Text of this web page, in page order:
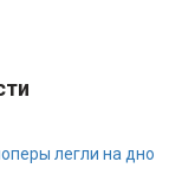
легли на дно